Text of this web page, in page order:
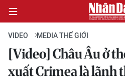
CHÍNH TRỊ
VIDEO MEDIA THẾ GIỚI
[Video] Châu Âu ở
xuất Crimea là lãnh